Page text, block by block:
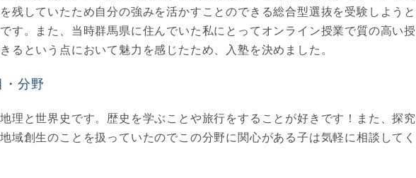
残していたため自分の強みを活かすことのできる総合型選抜を受験しようと
す。また、当時群馬県に住んでいた私にとってオンライン授業で質の高い授
るという点において魅力を感じたため、入塾を決めました。
分野
理と世界史です。歴史を学ぶことや旅行をすることが好きです！また、探究
域創生のことを扱っていたのでこの分野に関心がある子は気軽に相談してく